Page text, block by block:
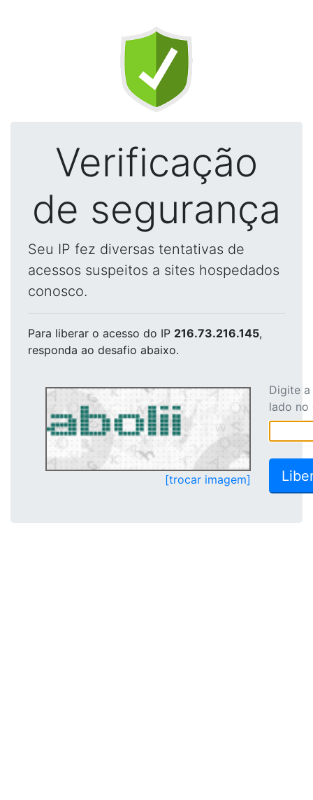
Verificação
de segurança
Seu IP fez diversas tentativas de
acessos suspeitos a sites hospedados
conosco.
Para liberar o acesso do IP 216.73.216.145,
responda ao desafio abaixo.
[trocar imagem]
Digite
lado no